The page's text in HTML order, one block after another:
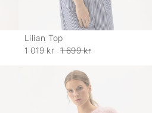
Lilian Top
1 019 kr 1 699 kr